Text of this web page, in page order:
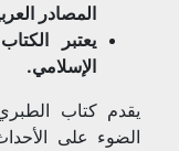
المصادر
يعتبر
الإسلامي.
يقدم كتاب
الضوء على